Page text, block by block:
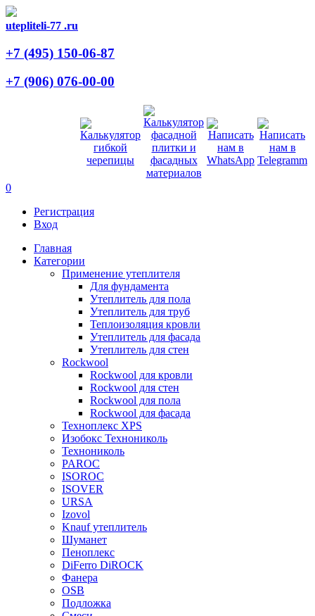
utepliteli-77 .ru
+7 (495) 150-06-87
+7 (906) 076-00-00
0
Регистрация
Вход
Главная
Категории
Применение утеплителя
Для фундамента
Утеплитель для пола
Утеплитель для труб
Теплоизоляция кровли
Утеплитель для фасада
Утеплитель для стен
Rockwool
Rockwool для кровли
Rockwool для стен
Rockwool для пола
Rockwool для фасада
Техноплекс XPS
Изобокс Технониколь
Технониколь
PAROC
ISOROC
ISOVER
URSA
Izovol
Knauf утеплитель
Шуманет
Пеноплекс
DiFerro DiROCK
Фанера
OSB
Подложка